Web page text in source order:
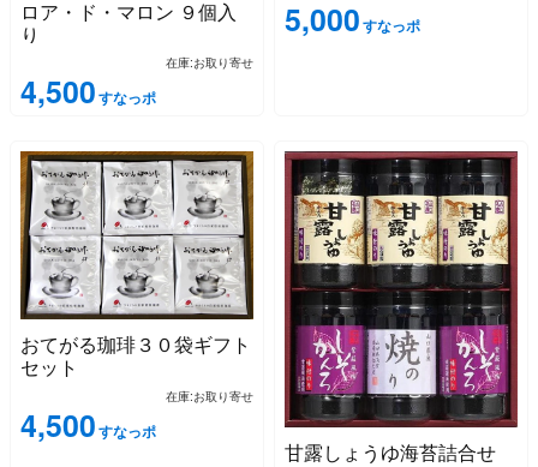
ロア・ド・マロン ９個入
り
在庫:お取り寄せ
4,500すなっポ
5,000すなっポ
おてがる珈琲３０袋ギフト
セット
在庫:お取り寄せ
4,500すなっポ
甘露しょうゆ海苔詰合せ